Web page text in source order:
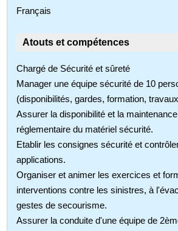
Français
Atouts et compétences
Chargé de Sécurité et sûreté
Manager une équipe sécurité de 10
(disponibilités, gardes, formation,
Assurer la disponibilité et la
réglementaire du matériel sécurité.
Etablir les consignes sécurité et
applications.
Organiser et animer les exercices et
interventions contre les sinistres, à
gestes de secourisme.
Assurer la conduite d'une équipe de